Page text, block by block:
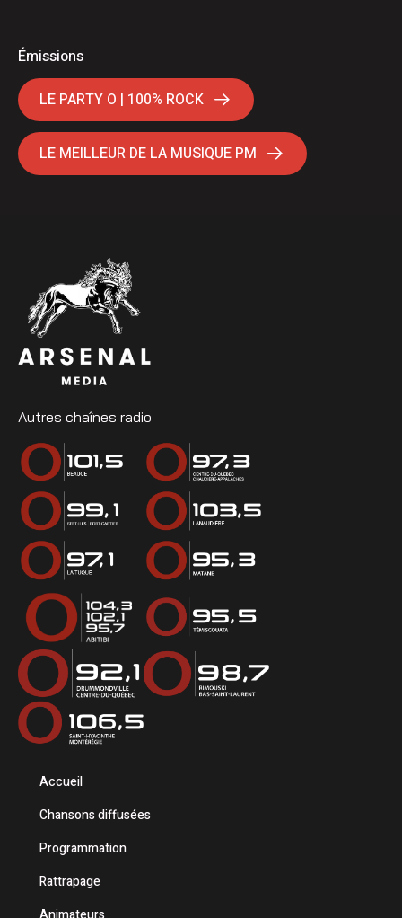
Émissions
LE PARTY O | 100% ROCK
LE MEILLEUR DE LA MUSIQUE PM
Autres chaînes radio
Accueil
Chansons diffusées
Programmation
Rattrapage